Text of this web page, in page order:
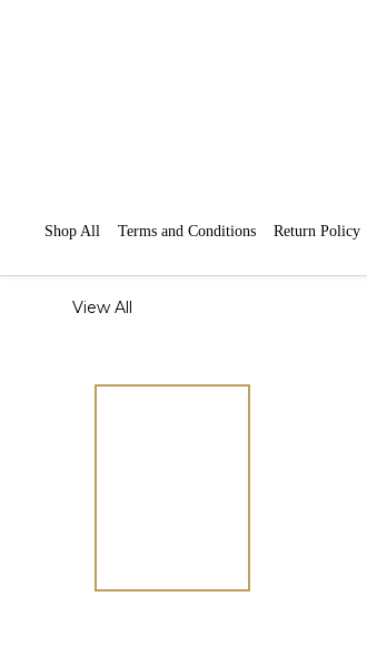
Shop All Terms and Conditions Return Policy
View All